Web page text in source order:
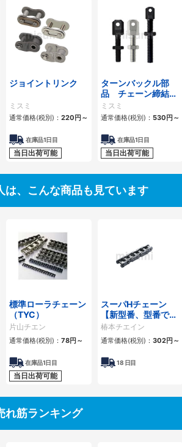
ジョイントリンク
ミスミ
通常価格(税別)： 220円～
在庫品1日目
当日出荷可能
ターンバックル部
品 チェーン締結
用 スタンダードタ
イプ・ロングタイプ
ミスミ
通常価格(税別)： 530円～
在庫品1日目
当日出荷可能
は、こんな商品も見ています
標準ローラチェーン
（TYC）
片山チエン
通常価格(税別)： 78円～
在庫品1日目
当日出荷可能
スーパHチェーン
【新型番、型番でリ
ンク数指定】
椿本チエイン
通常価格(税別)： 302円～
18 日目
れ筋ランキング